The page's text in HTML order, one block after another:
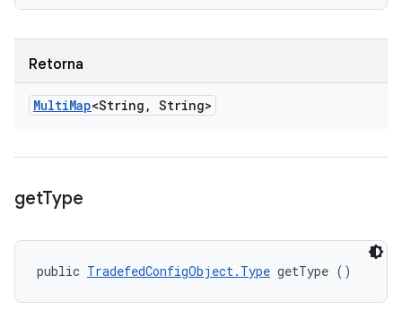
Retorna
MultiMap<String , String>
getType
public TradefedConfigObject.Type getType ()